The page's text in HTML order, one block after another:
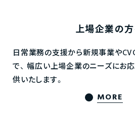
上場企業の
日常業務の支援から新規事業や
で、 幅広い上場企業のニーズにお
供いたします。
MORE